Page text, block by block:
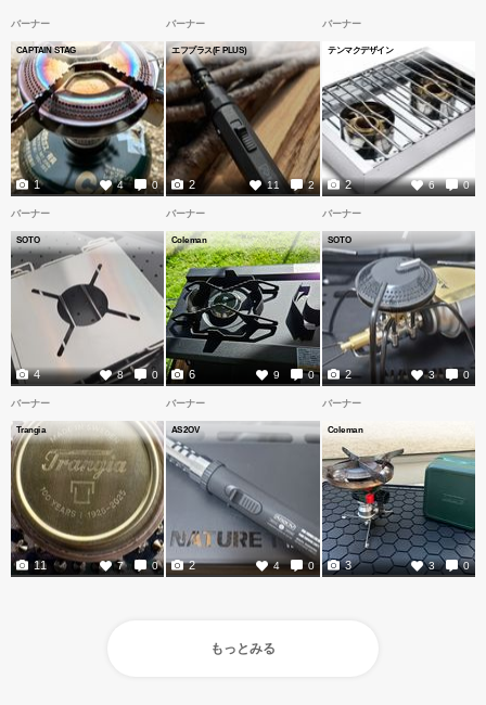
バーナー
CAPTAIN STAG
4 0
1
バーナー
エフプラス(F PLUS)
11 2
2
バーナー
テンマクデザイン
6 0
2
バーナー
SOTO
8 0
4
バーナー
Coleman
9 0
6
バーナー
SOTO
3 0
2
バーナー
Trangia
7 0
11
バーナー
AS2OV
4 0
2
バーナー
Coleman
3 0
3
もっとみる